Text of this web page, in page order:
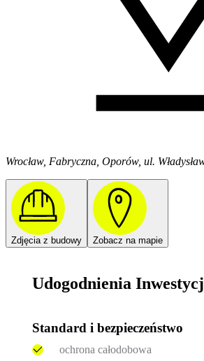
Wrocław, Fabryczna, Oporów, ul.
Zdjęcia z budowy Zobacz na mapie
Udogodnienia
Standard i bezpieczeństwo
ochrona całodobowa